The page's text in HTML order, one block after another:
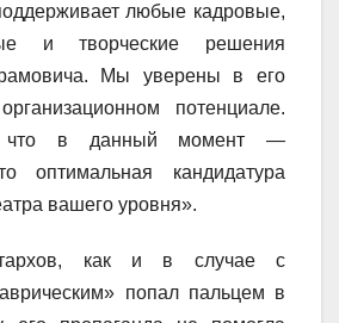
любые кадровые,
и творческие решения
Мы уверены в его
потенциале.
что в данный момент —
оптимальная кандидатура
вашего уровня».
как и в случае с
попал пальцем в